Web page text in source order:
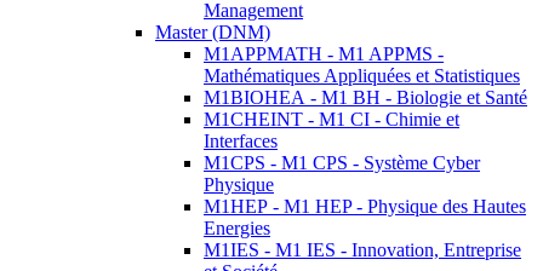
Management
Master (DNM)
M1APPMATH - M1 APPMS -
Mathématiques Appliquées et Statistiques
M1BIOHEA - M1 BH - Biologie et Santé
M1CHEINT - M1 CI - Chimie et
Interfaces
M1CPS - M1 CPS - Système Cyber
Physique
M1HEP - M1 HEP - Physique des Hautes
Energies
M1IES - M1 IES - Innovation, Entreprise